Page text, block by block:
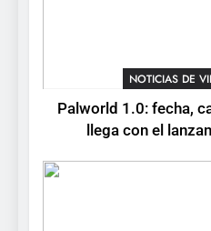
NOTICIAS DE
Palworld 1.0: fecha,
llega con el